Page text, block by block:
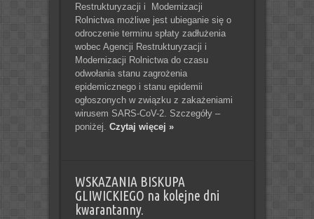
Restrukturyzacji i Modernizacji
Rolnictwa możliwe jest ubieganie się o
odroczenie terminu spłaty zadłużenia
wobec Agencji Restrukturyzacji i
Modernizacji Rolnictwa do czasu
odwołania stanu zagrożenia
epidemicznego i stanu epidemii
ogłoszonych w związku z zakażeniami
wirusem SARS-CoV-2. Szczegóły –
poniżej. Czytaj więcej »
WSKAZANIA BISKUPA
GLIWICKIEGO na kolejne dni
kwarantanny.